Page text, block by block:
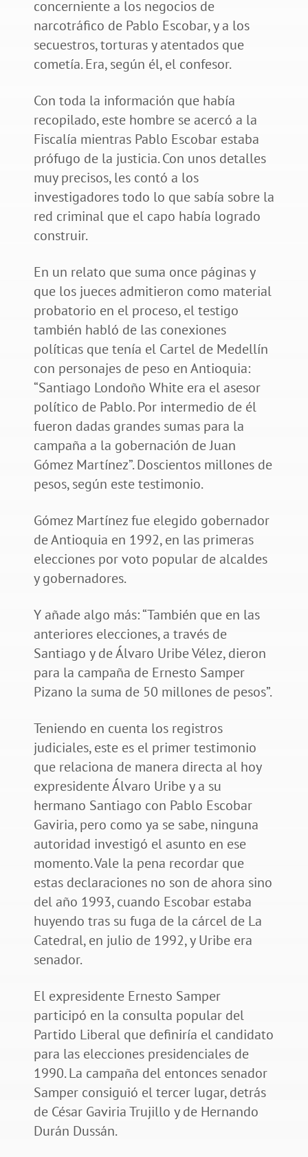
concerniente a los negocios de
narcotráfico de Pablo Escobar, y a los
secuestros, torturas y atentados que
cometía. Era, según él, el confesor.
Con toda la información que había
recopilado, este hombre se acercó a la
Fiscalía mientras Pablo Escobar estaba
prófugo de la justicia. Con unos detalles
muy precisos, les contó a los
investigadores todo lo que sabía sobre la
red criminal que el capo había logrado
construir.
En un relato que suma once páginas y
que los jueces admitieron como material
probatorio en el proceso, el testigo
también habló de las conexiones
políticas que tenía el Cartel de Medellín
con personajes de peso en Antioquia:
“Santiago Londoño White era el asesor
político de Pablo. Por intermedio de él
fueron dadas grandes sumas para la
campaña a la gobernación de Juan
Gómez Martínez”. Doscientos millones de
pesos, según este testimonio.
Gómez Martínez fue elegido gobernador
de Antioquia en 1992, en las primeras
elecciones por voto popular de alcaldes
y gobernadores.
Y añade algo más: “También que en las
anteriores elecciones, a través de
Santiago y de Álvaro Uribe Vélez, dieron
para la campaña de Ernesto Samper
Pizano la suma de 50 millones de pesos”.
Teniendo en cuenta los registros
judiciales, este es el primer testimonio
que relaciona de manera directa al hoy
expresidente Álvaro Uribe y a su
hermano Santiago con Pablo Escobar
Gaviria, pero como ya se sabe, ninguna
autoridad investigó el asunto en ese
momento. Vale la pena recordar que
estas declaraciones no son de ahora sino
del año 1993, cuando Escobar estaba
huyendo tras su fuga de la cárcel de La
Catedral, en julio de 1992, y Uribe era
senador.
El expresidente Ernesto Samper
participó en la consulta popular del
Partido Liberal que definiría el candidato
para las elecciones presidenciales de
1990. La campaña del entonces senador
Samper consiguió el tercer lugar, detrás
de César Gaviria Trujillo y de Hernando
Durán Dussán.